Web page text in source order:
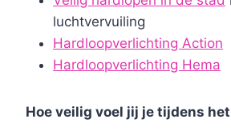
luchtvervuiling
Hardloopverlichting Action
Hardloopverlichting Hema
Hoe veilig voel jij je tijdens